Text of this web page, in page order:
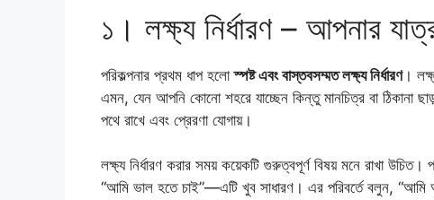
১। লক্ষ্য নির্ধারণ – আপনার
পরিকল্পনার প্রথম ধাপ হলোস্পষ্ট এবং বাস্তবসম্মত লক্ষ্য নির্ধারণ।
এমন, যেন আপনি কোনো শহরে যাচ্ছেন কিন্তু মানচিত্র বা ঠিকানা
পথে রাখে এবং প্রেরণা যোগায়।
লক্ষ্য নির্ধারণ করার সময় কয়েকটি গুরুত্বপূর্ণ বিষয় মনে রাখা উচিত।
“আমি ভাল হতে চাই”—এটি খুব সাধারণ। এর পরিবর্তে বলুন, “আমি